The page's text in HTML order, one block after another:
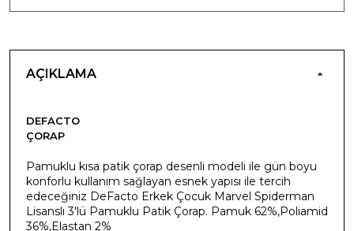
AÇIKLAMA
DEFACTO
ÇORAP
Pamuklu kısa patik çorap desenli modeli ile gün boyu
konforlu kullanım sağlayan esnek yapısı ile tercih
edeceğiniz DeFacto Erkek Çocuk Marvel Spiderman
Lisanslı 3'lü Pamuklu Patik Çorap. Pamuk 62%,Poliamid
36%,Elastan 2%